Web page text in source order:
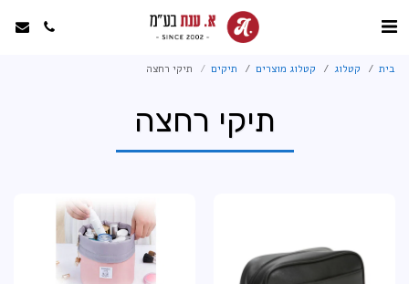
בית קטלוג קטלוג מוצרים תיקים תיקי רחצה
תיקי רחצה